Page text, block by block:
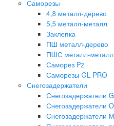
Саморезы
4,8 металл-дерево
5,5 металл-металл
Заклепка
ПШ металл-дерево
ПШС металл-металл
Саморез Pz
Саморезы GL PRO
Снегозадержатели
Снегозадержатели
Снегозадержатели
Снегозадержатели